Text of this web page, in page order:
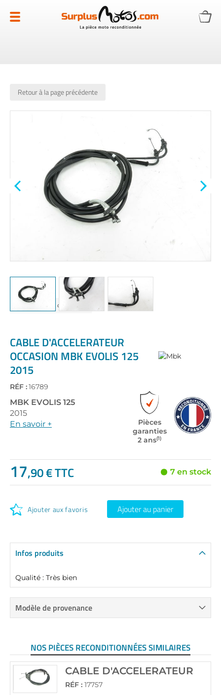
au
contenu
Retour à la page précédente
gallery
the
beginning
of
the
images
gallery
CABLE D'ACCELERATEUR
OCCASION MBK EVOLIS 125
2015
RÉF :16789
MBK EVOLIS 125
2015
En savoir +
Pièces
garanties
2 ans(1)
17,90 € TTC 7 en stock
Ajouter aux favoris Ajouter au panier
Infos produits
Qualité : Très bien
Modèle de provenance
NOS PIÈCES RECONDITIONNÉES SIMILAIRES
CABLE D'ACCELERATEUR
RÉF : 17757